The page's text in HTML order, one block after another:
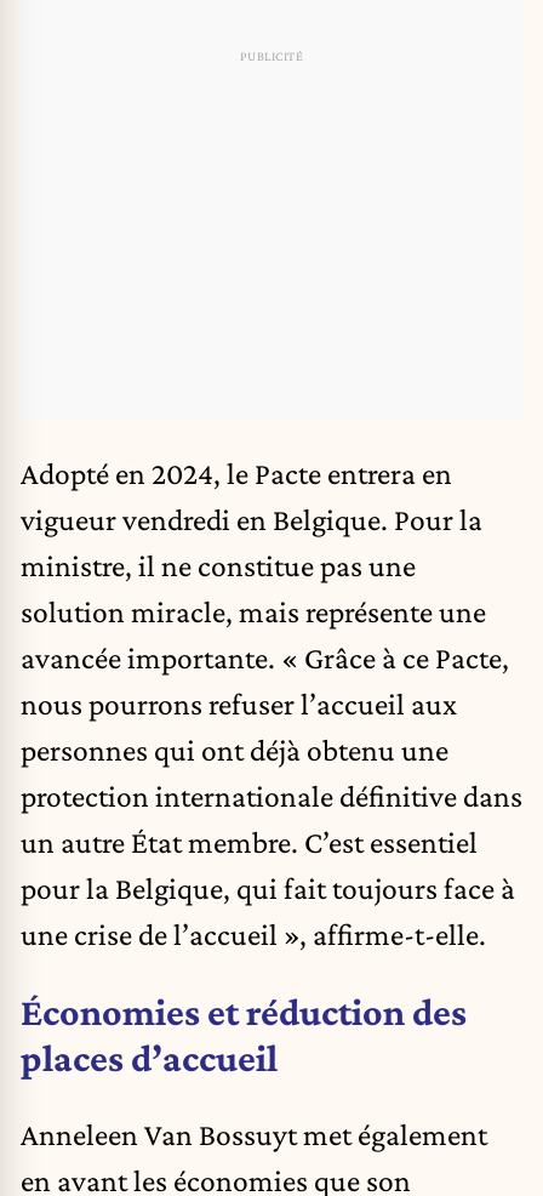
Adopté en 2024, le Pacte entrera en
vigueur vendredi en Belgique. Pour la
ministre, il ne constitue pas une
solution miracle, mais représente une
avancée importante. « Grâce à ce Pacte,
nous pourrons refuser l’accueil aux
personnes qui ont déjà obtenu une
protection internationale définitive dans
un autre État membre. C’est essentiel
pour la Belgique, qui fait toujours face à
une crise de l’accueil », affirme-t-elle.
Économies et réduction des
places d’accueil
Anneleen Van Bossuyt met également
en avant les économies que son